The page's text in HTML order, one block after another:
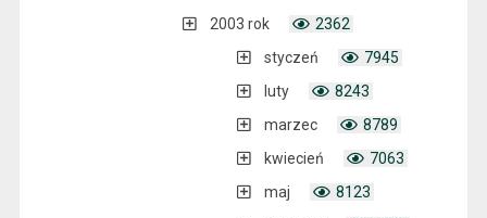
2003 rok
2362
styczeń
7945
luty
8243
marzec
8789
kwiecień
7063
maj
8123